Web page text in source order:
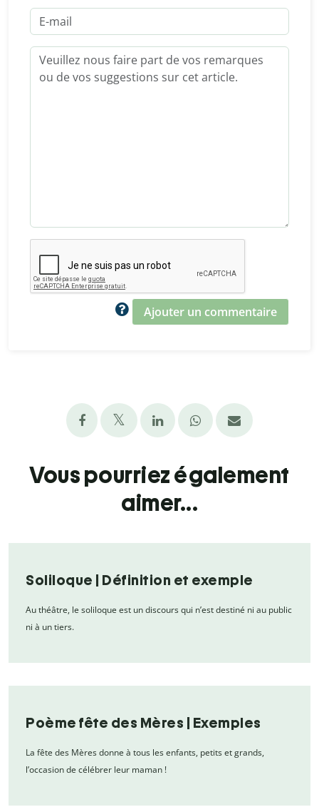
Ajouter un commentaire
Vous pourriez également
aimer...
Soliloque | Définition et exemple
Au théâtre, le soliloque est un discours qui n’est destiné ni au public
ni à un tiers.
Poème fête des Mères | Exemples
La fête des Mères donne à tous les enfants, petits et grands,
l’occasion de célébrer leur maman !